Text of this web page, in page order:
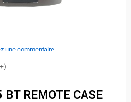
une commentaire
REMOTE CASE